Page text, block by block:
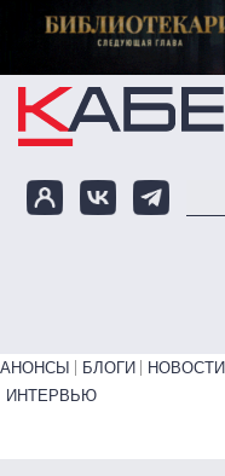
Перейти к основному
Primary links bottom
АНОНСЫ БЛОГИ НОВОСТИ
ИНТЕРВЬЮ